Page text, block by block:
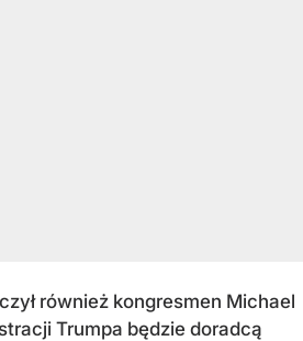
również kongresmen Michael
Trumpa będzie doradcą